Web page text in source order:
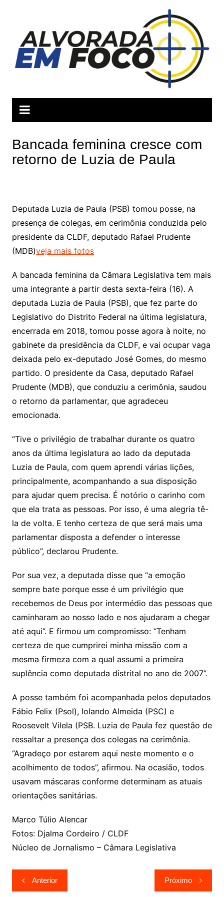
conteúdo
Bancada feminina cresce com
retorno de Luzia de Paula
Deputada Luzia de Paula (PSB) tomou posse, na
presença de colegas, em cerimônia conduzida pelo
presidente da CLDF, deputado Rafael Prudente
(MDB)veja mais fotos
A bancada feminina da Câmara Legislativa tem mais
uma integrante a partir desta sexta-feira (16). A
deputada Luzia de Paula (PSB), que fez parte do
Legislativo do Distrito Federal na última legislatura,
encerrada em 2018, tomou posse agora à noite, no
gabinete da presidência da CLDF, e vai ocupar vaga
deixada pelo ex-deputado José Gomes, do mesmo
partido. O presidente da Casa, deputado Rafael
Prudente (MDB), que conduziu a cerimônia, saudou
o retorno da parlamentar, que agradeceu
emocionada.
“Tive o privilégio de trabalhar durante os quatro
anos da última legislatura ao lado da deputada
Luzia de Paula, com quem aprendi várias lições,
principalmente, acompanhando a sua disposição
para ajudar quem precisa. É notório o carinho com
que ela trata as pessoas. Por isso, é uma alegria tê-
la de volta. E tenho certeza de que será mais uma
parlamentar disposta a defender o interesse
público”, declarou Prudente.
Por sua vez, a deputada disse que “a emoção
sempre bate porque esse é um privilégio que
recebemos de Deus por intermédio das pessoas que
caminharam ao nosso lado e nos ajudaram a chegar
até aqui”. E firmou um compromisso: “Tenham
certeza de que cumprirei minha missão com a
mesma firmeza com a qual assumi a primeira
suplência como deputada distrital no ano de 2007”.
A posse também foi acompanhada pelos deputados
Fábio Felix (Psol), Iolando Almeida (PSC) e
Roosevelt Vilela (PSB. Luzia de Paula fez questão de
ressaltar a presença dos colegas na cerimônia.
“Agradeço por estarem aqui neste momento e o
acolhimento de todos”, afirmou. Na ocasião, todos
usavam máscaras conforme determinam as atuais
orientações sanitárias.
Marco Túlio Alencar
Fotos: Djalma Cordeiro / CLDF
Núcleo de Jornalismo – Câmara Legislativa
Navegação
de
Anterior Próximo